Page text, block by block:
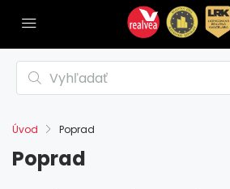
Úvod Poprad
Poprad